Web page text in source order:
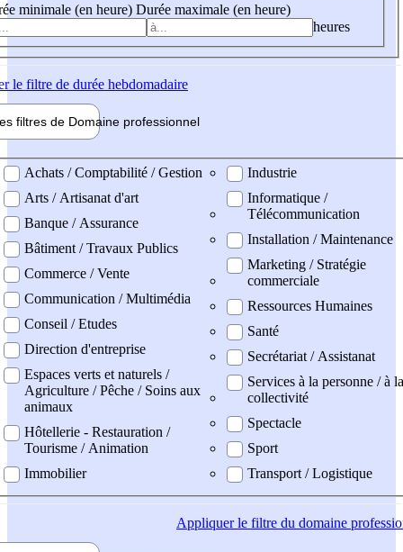
minimale (en heure) Durée maximale (en heure)
heures
le filtre de durée hebdomadaire
filtres de Domaine professionnel
professionel
Achats / Comptabilité / Gestion
Arts / Artisanat d'art
Banque / Assurance
Bâtiment / Travaux Publics
Commerce / Vente
Communication / Multimédia
Conseil / Etudes
Direction d'entreprise
Espaces verts et naturels /
Agriculture / Pêche / Soins aux
animaux
Hôtellerie - Restauration /
Tourisme / Animation
Immobilier
Industrie
Informatique /
Télécommunication
Installation / Maintenance
Marketing / Stratégie
commerciale
Ressources Humaines
Santé
Secrétariat / Assistanat
Services à la personne / à la
collectivité
Spectacle
Sport
Transport / Logistique
Appliquerle filtre du domaine